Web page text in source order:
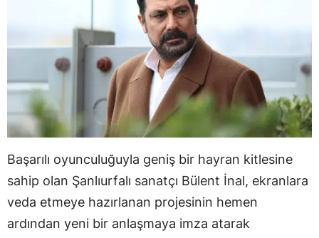
Başarılı oyunculuğuyla geniş bir hayran kitlesine
sahip olan Şanlıurfalı sanatçı Bülent İnal, ekranlara
veda etmeye hazırlanan projesinin hemen
ardından yeni bir anlaşmaya imza atarak